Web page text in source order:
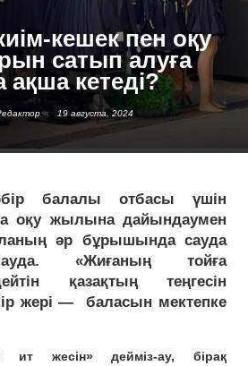
кешек пен оқу
сатып алуға
ақша кетеді?
19 августа, 2024
балалы отбасы үшін
оқу жылына дайындаумен
әр бұрышында сауда
«Жиғаның тойға
қазақтың теңгесін
жері — баласын мектепке
ит жесін» дейміз-ау, бірақ